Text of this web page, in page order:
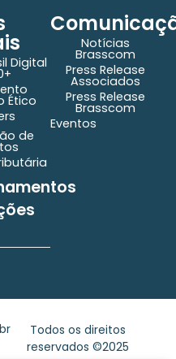
Digital
Ético
de
Notícias
Brasscom
Press Release
Associados
Press Release
Brasscom
Eventos
Todos os direitos
reservados ©2025